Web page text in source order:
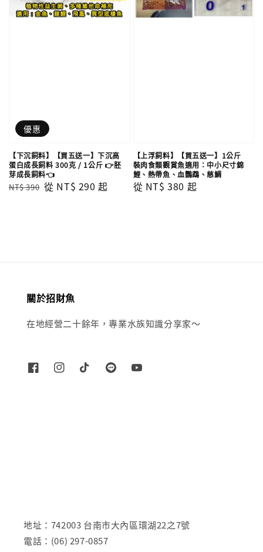
優惠
【下沉飼料】【買五送一】下沉高
蛋白成長飼料 300克 / 1公斤 👉胚
芽成長飼料👈
Regular
NT$ 390 Sale
從 NT$ 290 起
【上浮飼料】【買五送一】1公斤
裝肉食類觀賞魚適用：中小尺寸錦
鯉、熱帶魚、血鸚鵡、慈鯛
Regular
從 NT$ 380 起
關於招財魚
在地經營二十餘年，專業水族知識分享家～
地址：742003 台南市大內區環湖22之7號
電話：(06) 297-0857